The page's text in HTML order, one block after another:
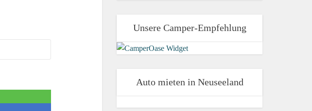
Unsere Camper-Empfehlung
Auto mieten in Neuseeland